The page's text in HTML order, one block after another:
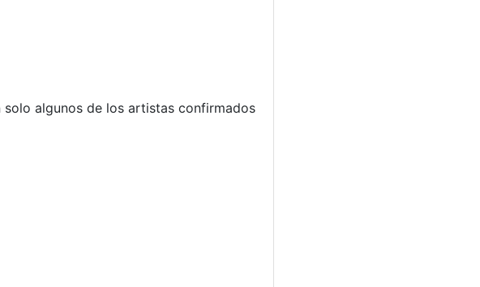
solo algunos de los artistas confirmados